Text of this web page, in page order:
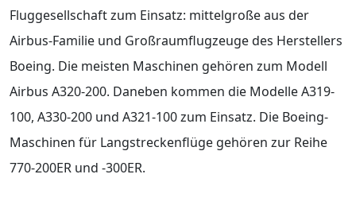
Fluggesellschaft zum Einsatz: mittelgroße aus der
Airbus-Familie und Großraumflugzeuge des Herstellers
Boeing. Die meisten Maschinen gehören zum Modell
Airbus A320-200. Daneben kommen die Modelle A319-
100, A330-200 und A321-100 zum Einsatz. Die Boeing-
Maschinen für Langstreckenflüge gehören zur Reihe
770-200ER und -300ER.